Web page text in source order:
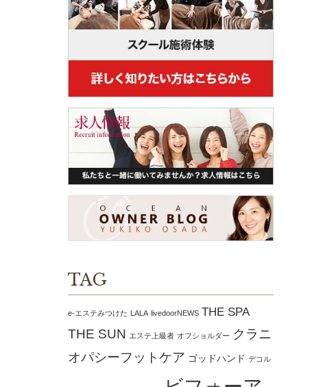
TAG
e-エステみつけた LALA livedoorNEWS THE SPA
THE SUN エステ上級者 オフショルダー クラニ
オパシーフットケア ゴッドハンド デコル